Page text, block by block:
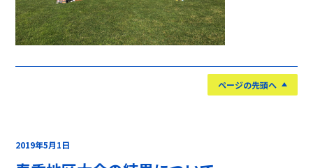
ページの先頭へ
2019年5月1日